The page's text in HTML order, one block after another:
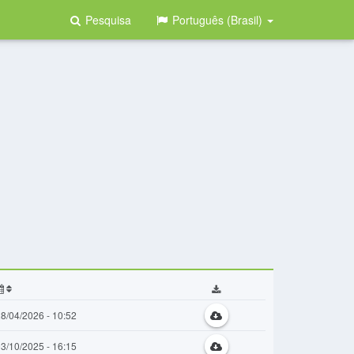
Pesquisa Português (Brasil)
04/2026 - 10:52
10/2025 - 16:15